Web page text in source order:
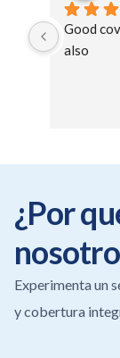
Good
also
¿Por
Experimenta un
y cobertura